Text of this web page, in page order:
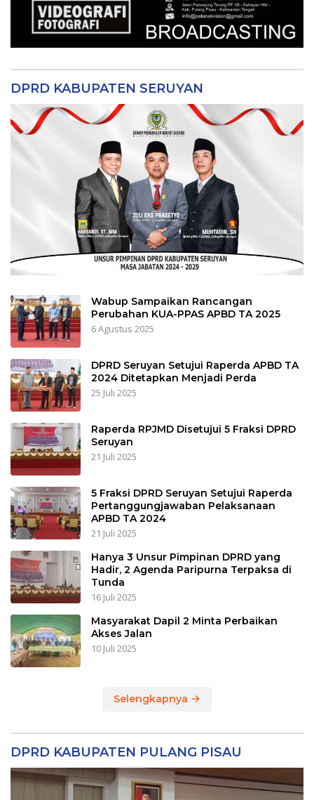
DPRD KABUPATEN SERUYAN
Wabup Sampaikan Rancangan
Perubahan KUA-PPAS APBD TA 2025
6 Agustus 2025
DPRD Seruyan Setujui Raperda APBD TA
2024 Ditetapkan Menjadi Perda
25 Juli 2025
Raperda RPJMD Disetujui 5 Fraksi DPRD
Seruyan
21 Juli 2025
5 Fraksi DPRD Seruyan Setujui Raperda
Pertanggungjawaban Pelaksanaan
APBD TA 2024
21 Juli 2025
Hanya 3 Unsur Pimpinan DPRD yang
Hadir, 2 Agenda Paripurna Terpaksa di
Tunda
16 Juli 2025
Masyarakat Dapil 2 Minta Perbaikan
Akses Jalan
10 Juli 2025
Selengkapnya
DPRD KABUPATEN PULANG PISAU